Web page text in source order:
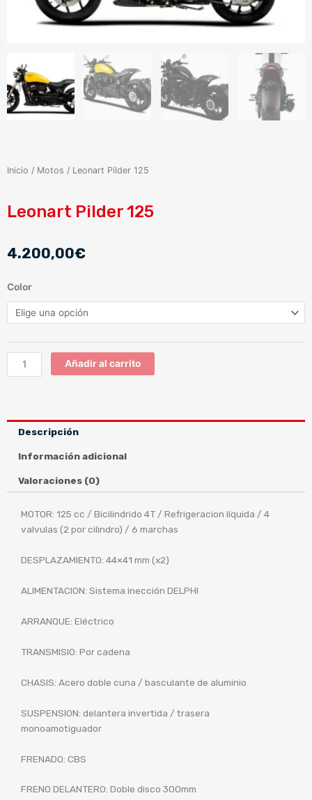
Inicio / Motos / Leonart Pilder 125
Leonart Pilder 125
4.200,00€
Color
Leonart
Pilder
125
Añadir al carrito
Descripción
Información adicional
Valoraciones (0)
MOTOR: 125 cc / Bicilindrido 4T / Refrigeracion líquida / 4
valvulas (2 por cilindro) / 6 marchas
DESPLAZAMIENTO: 44×41 mm (x2)
ALIMENTACION: Sistema inección DELPHI
ARRANQUE: Eléctrico
TRANSMISIO: Por cadena
CHASIS: Acero doble cuna / basculante de aluminio
SUSPENSION: delantera invertida / trasera
monoamotiguador
FRENADO: CBS
FRENO DELANTERO: Doble disco 300mm